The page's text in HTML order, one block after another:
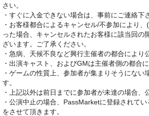
さい。
・すぐに入金できない場合は、事前にご連絡下
・お客様都合によるキャンセル/不参加により
った場合、キャンセルされたお客様に該当回
ざいます。ご了承ください。
・急病、天候不良など興行主催者の都合により
・出演キャスト、およびGMは主催者側の都合
・ゲームの性質上、参加者が集まりそうにな
す。
・上記以外は前日までに参加者が未達の場合、
・公演中止の場合、PassMarketに登録されて
をさせて頂きます。